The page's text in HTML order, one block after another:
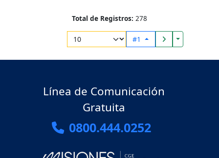
Total de Registros: 278
#1 Toggle
Línea de Comunicación
Gratuita
0800.444.0252